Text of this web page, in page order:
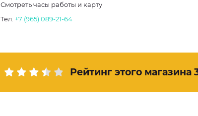
Смотреть часы работы и карту
Тел. +7 (965) 089-21-64
Рейтинг этого магазина